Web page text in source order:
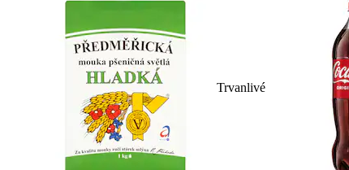
Trvanlivé